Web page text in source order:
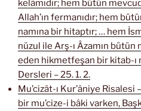
kelâmıdır; hem bütün
Allah’ın fermanıdır; hem
namına bir hitaptır; … hem
nüzul ile Arş-ı Âzamın
eden hikmetfeşan bir kitab-ı
Dersleri – 25. 1. 2.
Mu’cizât-ı Kur’âniye Risalesi
bir mu’cize-i bâki varken,